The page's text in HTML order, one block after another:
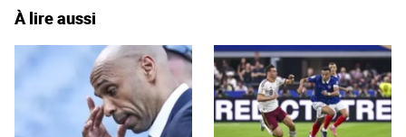
À lire aussi